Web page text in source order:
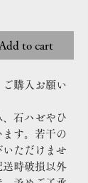
to cart
購入お願い
、石ハゼやひ
ます。若干の
ただけませ
送時破損以外